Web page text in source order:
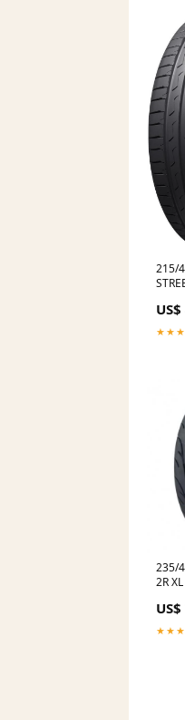
215/
235/
2R